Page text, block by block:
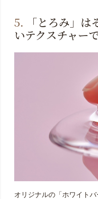
5. 「とろみ」は
いテクスチャー
オリジナルの「ホワイト